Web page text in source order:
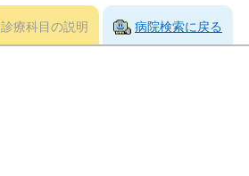
診療科目の説明 病院検索に戻る